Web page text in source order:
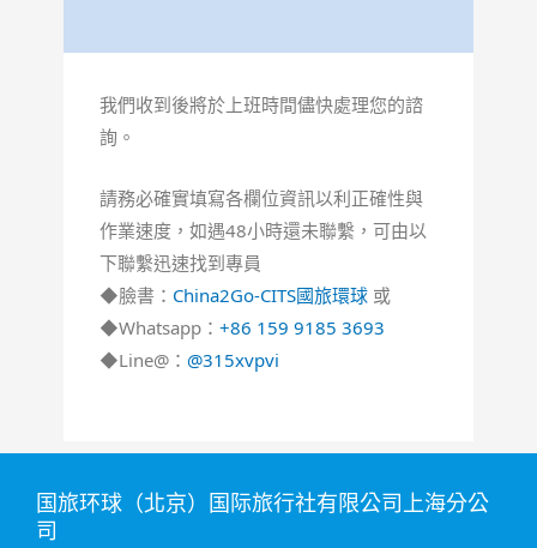
我們收到後將於上班時間儘快處理您的諮
詢。
請務必確實填寫各欄位資訊以利正確性與
作業速度，如遇48小時還未聯繫，可由以
下聯繫迅速找到專員
◆臉書： China2Go-CITS國旅環球 或
◆Whatsapp： +86 159 9185 3693
◆Line@： @315xvpvi
国旅环球（北京）国际旅行社有限公司上海分公
司